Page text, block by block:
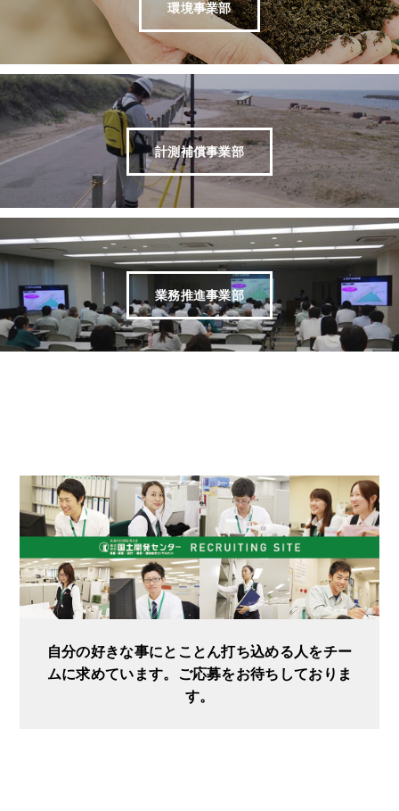
環境事業部
計測補償事業部
業務推進事業部
自分の好きな事にとことん打ち込める人をチー
ムに求めています。ご応募をお待ちしておりま
す。